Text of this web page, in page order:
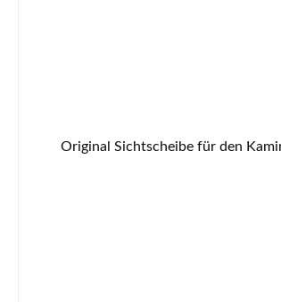
Original Sichtscheibe für den Kaminofen Elite Budapest R4210, R4213 Elite Budapest R4210, R4213 Sichtscheibe Eckdaten: Ofenglas, Glas Maße (B/L/H) 465 mm x 345 mm